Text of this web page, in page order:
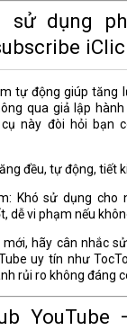
sử dụng
tự động giúp tăng
qua giả lập hành
này đòi hỏi bạn
đều, tự động, tiết
: Khó sử dụng cho
dễ vi phạm nếu
mới, hãy cân nhắc
uy tín như
rủi ro không đáng
YouTube